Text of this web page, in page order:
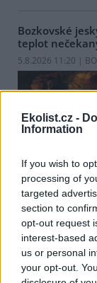
Ekolist.cz -
Information
If you wish to
processing of
targeted
section to
opt-out request
interest-based
us or personal
your opt-out.
Bozkovské
teplot
5.8.2026 11:20 |
Libereckém kraji,
Dušana Milky k
V pěti zemích
5.8.2026 10:34 |